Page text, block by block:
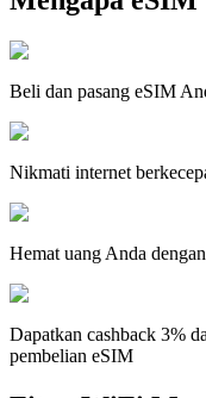
Beli dan pasang eSIM
Nikmati internet
Hemat uang Anda
Dapatkan cashback 3%
pembelian eSIM